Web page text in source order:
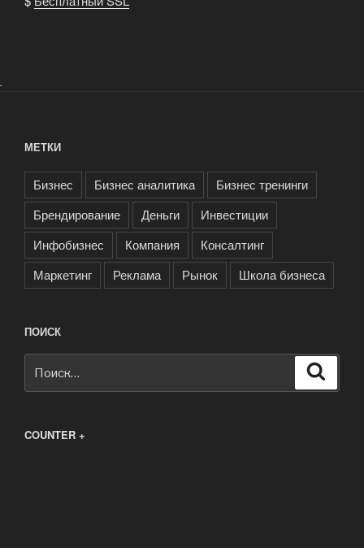
.
МЕТКИ
Бизнес Бизнес аналитика
Бизнес тренинги
Брендирование
Деньги
Инвестиции
Инфобизнес
Компания
Консалтинг
Маркетинг
Реклама Рынок Школа бизнеса
ПОИСК
COUNTER +